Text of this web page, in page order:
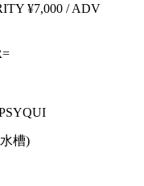
¥7,000 / ADV
槽)